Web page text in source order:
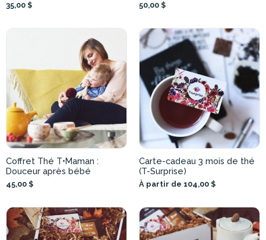
35,00 $ 50,00 $
Coffret Thé T•Maman :
Douceur après bébé
45,00 $
Carte-cadeau 3 mois de thé
(T-Surprise)
À partir de 104,00 $